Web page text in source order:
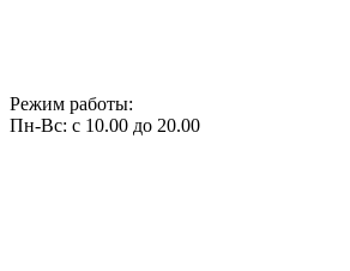
Режим работы:
Пн-Вс: с 10.00 до 20.00